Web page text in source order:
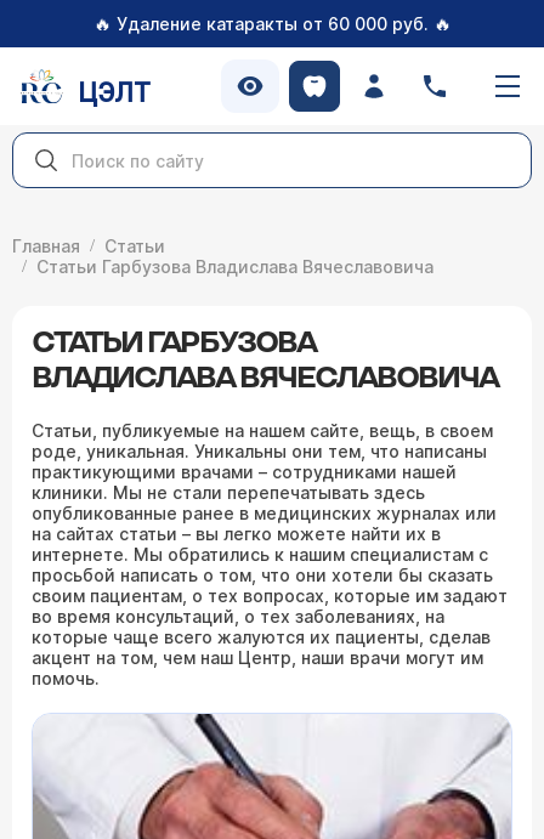
🔥 Удаление катаракты от 60 000 руб. 🔥
ЦЭЛТ
Главная
Статьи
Статьи Гарбузова Владислава Вячеславовича
СТАТЬИ ГАРБУЗОВА
ВЛАДИСЛАВА ВЯЧЕСЛАВОВИЧА
Статьи, публикуемые на нашем сайте, вещь, в своем
роде, уникальная. Уникальны они тем, что написаны
практикующими врачами – сотрудниками нашей
клиники. Мы не стали перепечатывать здесь
опубликованные ранее в медицинских журналах или
на сайтах статьи – вы легко можете найти их в
интернете. Мы обратились к нашим специалистам с
просьбой написать о том, что они хотели бы сказать
своим пациентам, о тех вопросах, которые им задают
во время консультаций, о тех заболеваниях, на
которые чаще всего жалуются их пациенты, сделав
акцент на том, чем наш Центр, наши врачи могут им
помочь.